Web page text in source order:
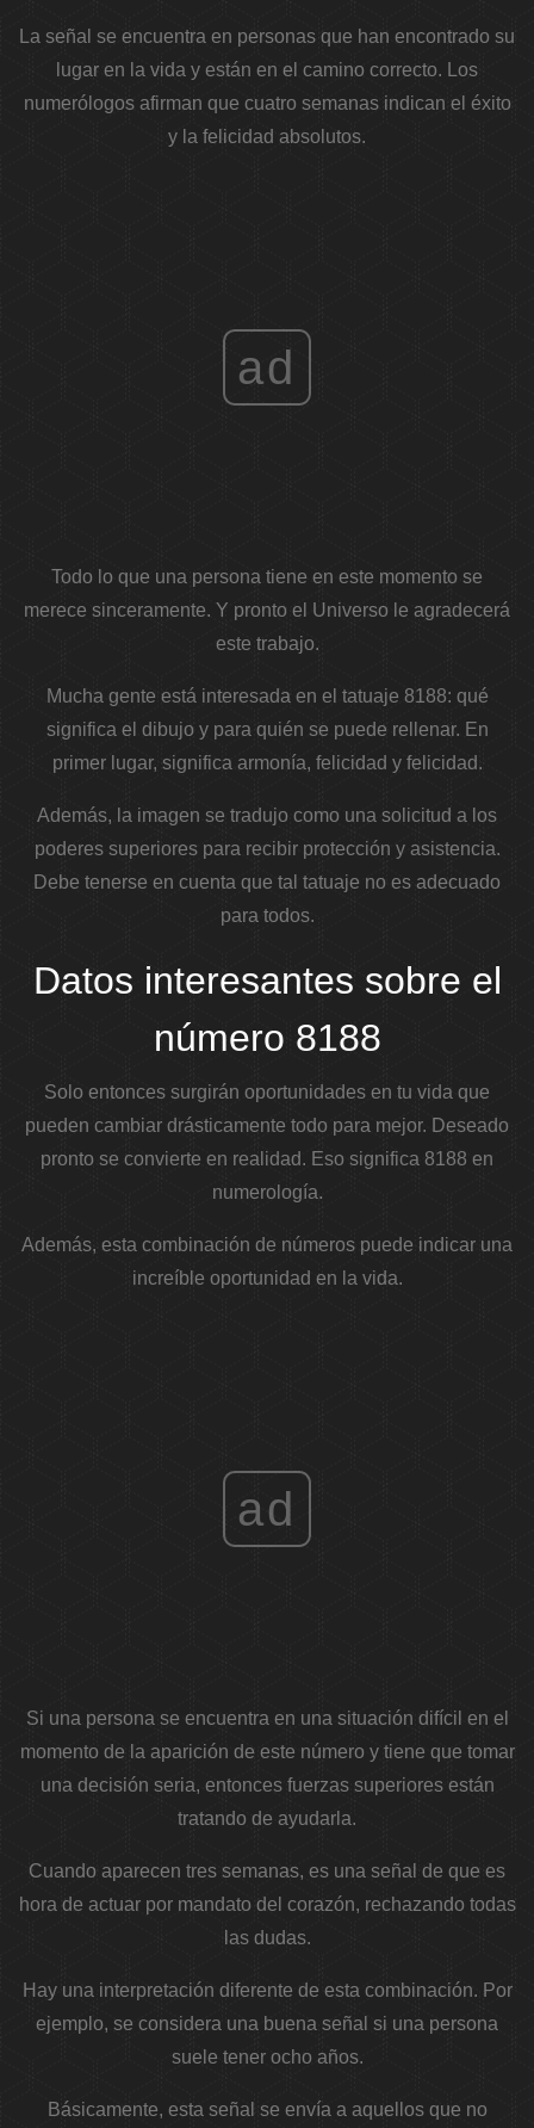
La señal se encuentra en personas que han encontrado su
lugar en la vida y están en el camino correcto. Los
numerólogos afirman que cuatro semanas indican el éxito
y la felicidad absolutos.
ad
Todo lo que una persona tiene en este momento se
merece sinceramente. Y pronto el Universo le agradecerá
este trabajo.
Mucha gente está interesada en el tatuaje 8188: qué
significa el dibujo y para quién se puede rellenar. En
primer lugar, significa armonía, felicidad y felicidad.
Además, la imagen se tradujo como una solicitud a los
poderes superiores para recibir protección y asistencia.
Debe tenerse en cuenta que tal tatuaje no es adecuado
para todos.
Datos interesantes sobre el
número 8188
Solo entonces surgirán oportunidades en tu vida que
pueden cambiar drásticamente todo para mejor. Deseado
pronto se convierte en realidad. Eso significa 8188 en
numerología.
Además, esta combinación de números puede indicar una
increíble oportunidad en la vida.
ad
Si una persona se encuentra en una situación difícil en el
momento de la aparición de este número y tiene que tomar
una decisión seria, entonces fuerzas superiores están
tratando de ayudarla.
Cuando aparecen tres semanas, es una señal de que es
hora de actuar por mandato del corazón, rechazando todas
las dudas.
Hay una interpretación diferente de esta combinación. Por
ejemplo, se considera una buena señal si una persona
suele tener ocho años.
Básicamente, esta señal se envía a aquellos que no